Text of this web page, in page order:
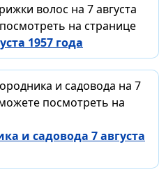
волос на 7 августа
на странице
1957 года
и садовода на 7
посмотреть на
и садовода 7 августа